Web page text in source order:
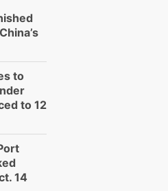
to
to 12
14